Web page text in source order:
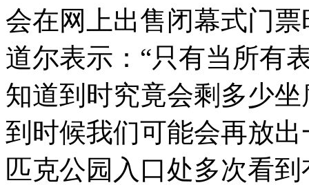
会在网上出售闭幕式门
道尔表示：“只有当所有
知道到时究竟会剩多少
到时候我们可能会再放
匹克公园入口处多次看